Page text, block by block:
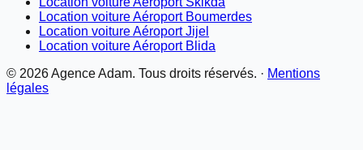
Location voiture Aéroport Boumerdes
Location voiture Aéroport Jijel
Location voiture Aéroport Blida
© 2026Agence Adam. Tous droits réservés. · Mentions
légales